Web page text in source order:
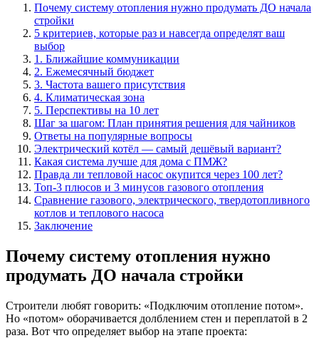
Почему систему отопления нужно продумать ДО начала
стройки
5 критериев, которые раз и навсегда определят ваш
выбор
1. Ближайшие коммуникации
2. Ежемесячный бюджет
3. Частота вашего присутствия
4. Климатическая зона
5. Перспективы на 10 лет
Шаг за шагом: План принятия решения для чайников
Ответы на популярные вопросы
Электрический котёл — самый дешёвый вариант?
Какая система лучше для дома с ПМЖ?
Правда ли тепловой насос окупится через 100 лет?
Топ-3 плюсов и 3 минусов газового отопления
Сравнение газового, электрического, твердотопливного
котлов и теплового насоса
Заключение
Почему систему отопления нужно
продумать ДО начала стройки
Строители любят говорить: «Подключим отопление потом».
Но «потом» оборачивается долблением стен и переплатой в 2
раза. Вот что определяет выбор на этапе проекта: